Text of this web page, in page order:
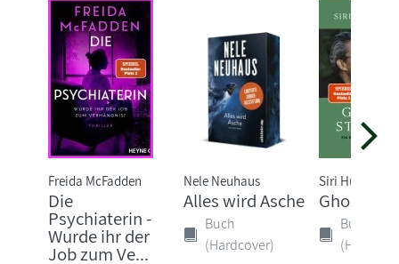
Freida McFadden
Die
Psychiaterin -
Wurde ihr der
Job zum Ve...
Nele Neuhaus
Alles wird Asche
Buch
(Hardcover)
Siri Hustvedt
Ghost
Buch